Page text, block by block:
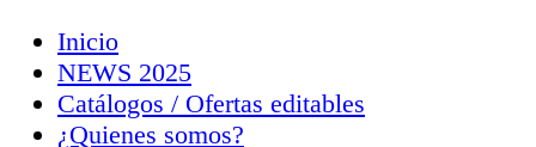
Inicio
NEWS 2025
Catálogos / Ofertas editables
¿Quienes somos?